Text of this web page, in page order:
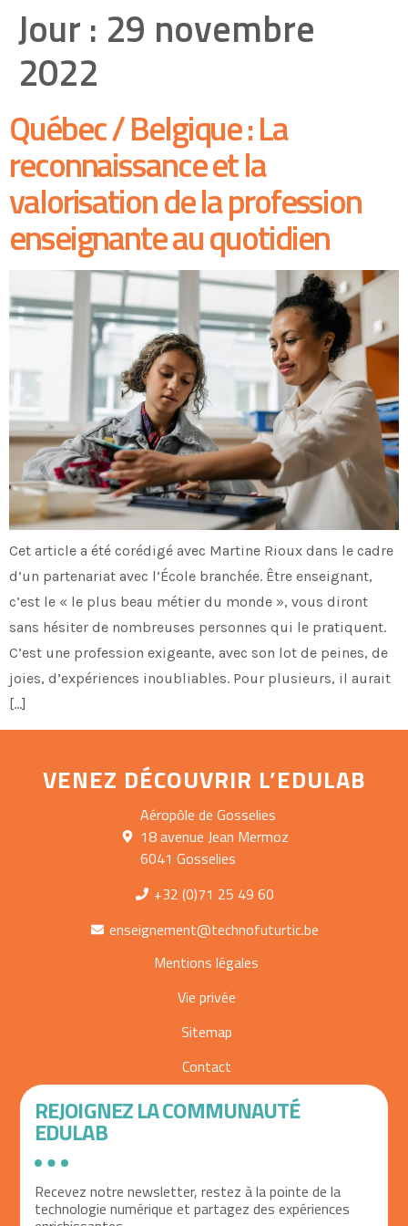
Jour : 29 novembre
2022
Québec / Belgique : La
reconnaissance et la
valorisation de la profession
enseignante au quotidien
Cet article a été corédigé avec Martine Rioux dans le cadre
d’un partenariat avec l’École branchée. Être enseignant,
c’est le « le plus beau métier du monde », vous diront
sans hésiter de nombreuses personnes qui le pratiquent.
C’est une profession exigeante, avec son lot de peines, de
joies, d’expériences inoubliables. Pour plusieurs, il aurait
[…]
VENEZ DÉCOUVRIR L’EDULAB
Aéropôle de Gosselies
18 avenue Jean Mermoz
6041 Gosselies
+32 (0)71 25 49 60
enseignement@technofuturtic.be
Mentions légales
Vie privée
Sitemap
Contact
REJOIGNEZ LA COMMUNAUTÉ
EDULAB
Recevez notre newsletter, restez à la pointe de la
technologie numérique et partagez des expériences